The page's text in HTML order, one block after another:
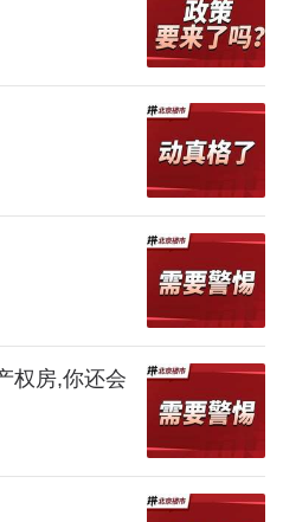
权房,你还会